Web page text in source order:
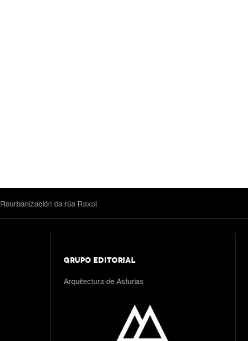
Reurbanización da rúa Raxoi
GRUPO EDITORIAL
Arquitectura de Asturias